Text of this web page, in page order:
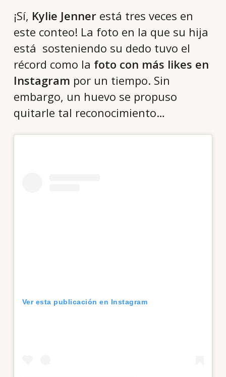
¡Sí, Kylie Jennerestá tres veces en
este conteo! La foto en la que su hija
está sosteniendo su dedo tuvo el
récord como la foto con más likes en
Instagram por un tiempo. Sin
embargo, un huevo se propuso
quitarle tal reconocimiento…
Ver esta publicación en Instagram